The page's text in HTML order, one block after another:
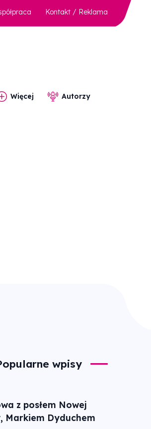
Kontakt / Reklama
Więcej Autorzy
wpisy
z posłem Nowej
Markiem Dyduchem